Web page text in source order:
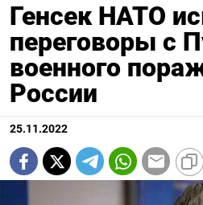
Генсек НАТО
переговоры с
военного
России
25.11.2022